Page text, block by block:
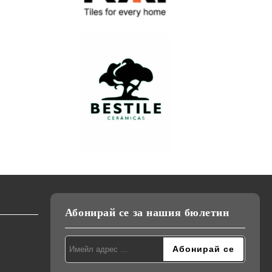
Абонирай се за нашия бюлетин